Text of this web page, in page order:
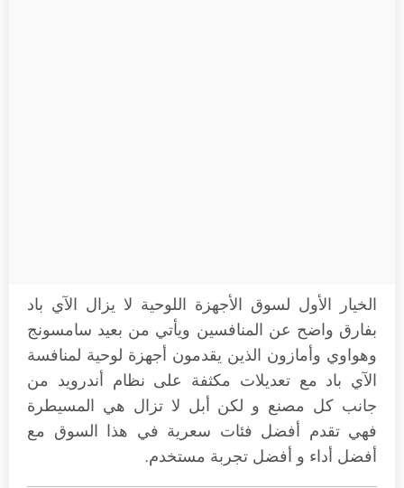
الخيار الأول لسوق الأجهزة اللوحية لا يزال الآي باد
بفارق واضح عن المنافسين ويأتي من بعيد سامسونج
وهواوي وأمازون الذين يقدمون أجهزة لوحية لمنافسة
الآي باد مع تعديلات مكثفة على نظام أندرويد من
جانب كل مصنع و لكن أبل لا تزال هي المسيطرة
فهي تقدم أفضل فئات سعرية في هذا السوق مع
أفضل أداء و أفضل تجربة مستخدم.